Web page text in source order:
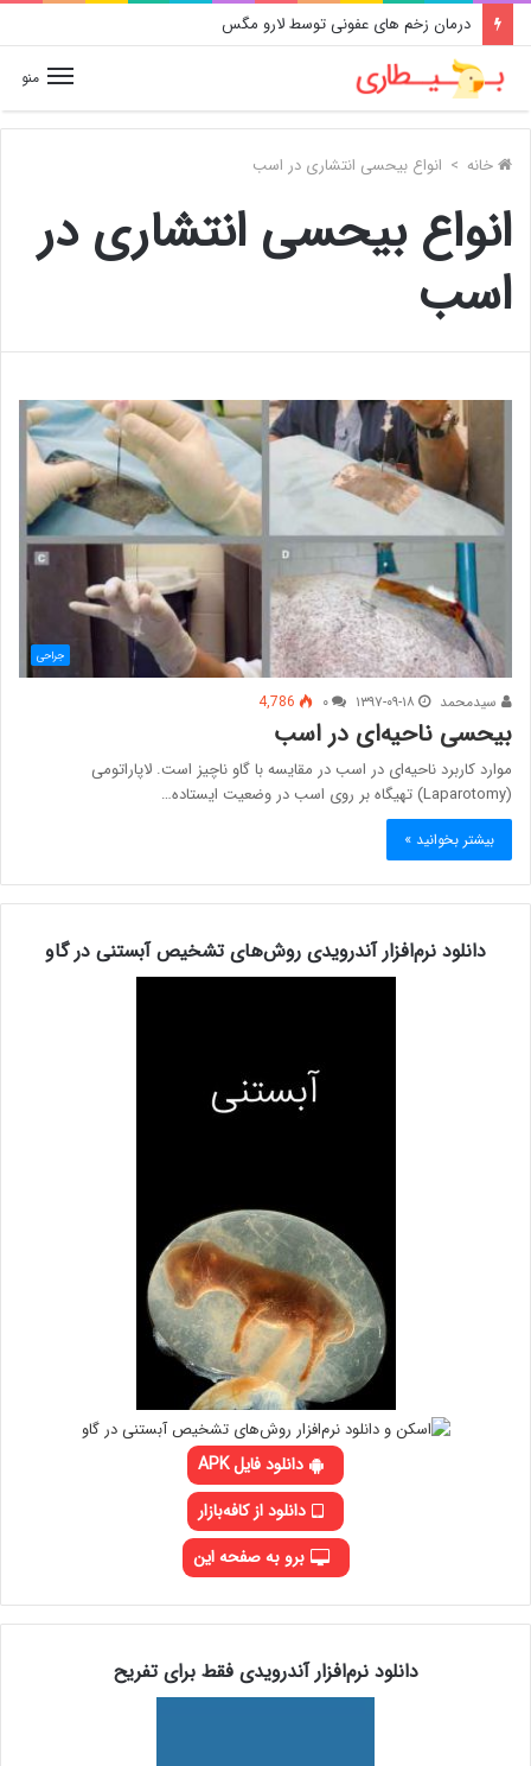
درمان زخم های عفونی توسط لارو مگس
منو
خانه > انواع بیحسی انتشاری در اسب
انواع بیحسی انتشاری در
اسب
جراحی
سیدمحمد ۱۳۹۷-۰۹-۱۸ ۰ 4,786
بیحسی ناحیه‌ای در اسب
موارد کاربرد ناحیه‌ای در اسب در مقایسه با گاو ناچیز است. لاپاراتومی
(Laparotomy) تهیگاه بر روی اسب در وضعیت ایستاده…
بیشتر بخوانید »
دانلود نرم‌افزار آندرویدی روش‌های تشخیص آبستنی در گاو
دانلود فایل APK
دانلود از کافه‌بازار
برو به صفحه این
دانلود نرم‌افزار آندرویدی فقط برای تفریح